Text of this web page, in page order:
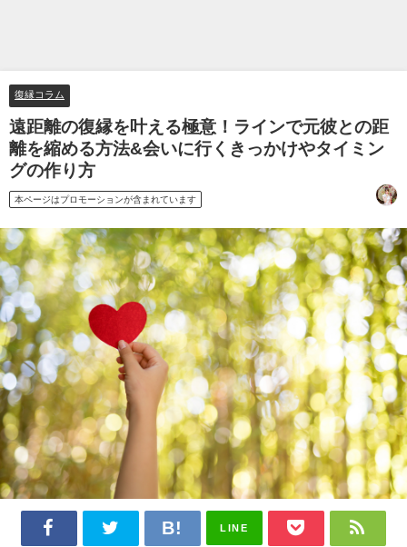
復縁コラム
遠距離の復縁を叶える極意！ラインで元彼との距
離を縮める方法&会いに行くきっかけやタイミン
グの作り方
本ページはプロモーションが含まれています
LINE